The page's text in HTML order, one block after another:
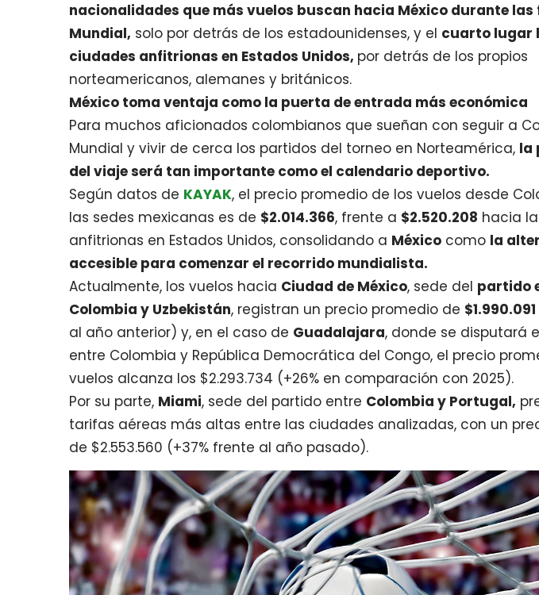
nacionalidades que más vuelos buscan hacia México durante las
Mundial, solo por detrás de los estadounidenses, y el cuarto lugar
ciudades anfitrionas en Estados Unidos, por detrás de los propios
norteamericanos, alemanes y británicos.
México toma ventaja como la puerta de entrada más económica
Para muchos aficionados colombianos que sueñan con seguir a
Mundial y vivir de cerca los partidos del torneo en Norteamérica, la
del viaje será tan importante como el calendario deportivo.
Según datos de KAYAK, el precio promedio de los vuelos desde
las sedes mexicanas es de $2.014.366, frente a $2.520.208 hacia
anfitrionas en Estados Unidos, consolidando a México como la
accesible para comenzar el recorrido mundialista.
Actualmente, los vuelos hacia Ciudad de México, sede del partido
Colombia y Uzbekistán, registran un precio promedio de $1.990.091
al año anterior) y, en el caso de Guadalajara, donde se disputará
entre Colombia y República Democrática del Congo, el precio
vuelos alcanza los $2.293.734 (+26% en comparación con 2025).
Por su parte, Miami, sede del partido entre Colombia y Portugal,
tarifas aéreas más altas entre las ciudades analizadas, con un
de $2.553.560 (+37% frente al año pasado).